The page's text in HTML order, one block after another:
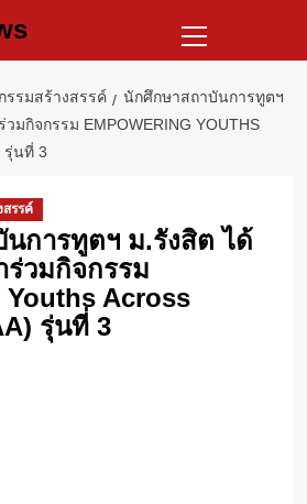
Menu
รรมสร้างสรรค์
นักศึกษาสถาบันการทูตฯ
มกิจกรรม EMPOWERING YOUTHS
รุ่นที่ 3
รรค์
การทูตฯ ม.รังสิต ได้
ร่วมกิจกรรม
Across
รุ่นที่ 3